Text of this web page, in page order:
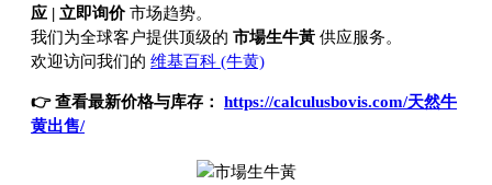
应 | 立即询价 市场趋势。
我们为全球客户提供顶级的 市場生牛黃 供应服务。
欢迎访问我们的 维基百科 (牛黄)
👉 查看最新价格与库存： https://calculusbovis.com/天然牛
黄出售/